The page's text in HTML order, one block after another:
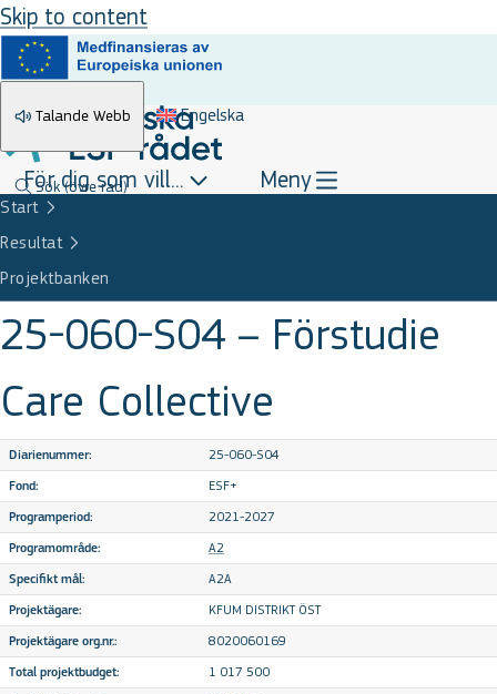
Skip to content
Talande Webb Engelska
Sök(övre rad)
För dig som vill... Meny
Start
Resultat
Projektbanken
25-060-S04 – Förstudie
Care Collective
Diarienummer: 25-060-S04
Fond: ESF+
Programperiod: 2021-2027
Programområde: A2
Specifikt mål: A2A
Projektägare: KFUM DISTRIKT ÖST
Projektägare org.nr.: 8020060169
Total projektbudget: 1 017 500